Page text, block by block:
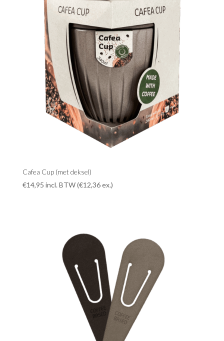
Cafea Cup (met deksel)
€14,95 incl. BTW (€12,36ex.)